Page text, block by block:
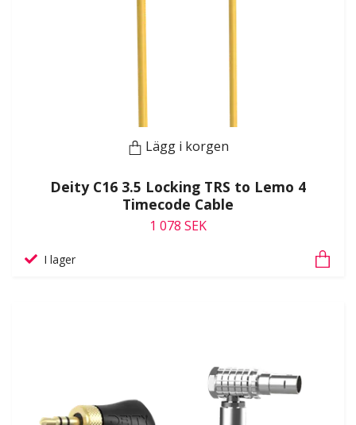
Lägg i korgen
Deity C16 3.5 Locking TRS to Lemo 4
Timecode Cable
1 078 SEK
I lager